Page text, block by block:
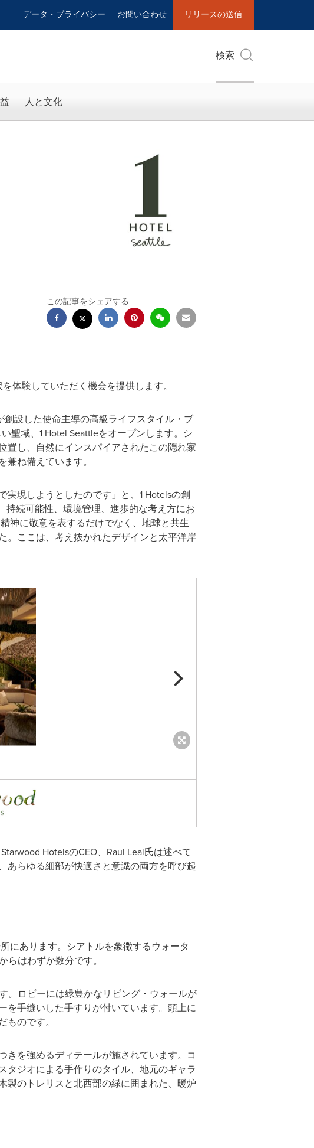
データ・プライバシー お問い合わせ リリースの送信
検索
人と文化
この記事をシェアする
体験していただく機会を提供します。
設した使命主導の高級ライフスタイル・ブ
聖域、1 Hotel Seattleをオープンします。シ
置し、自然にインスパイアされたこの隠れ家
ね備えています。
実現しようとしたのです」と、1 Hotelsの創
持続可能性、環境管理、進歩的な考え方にお
神に敬意を表するだけでなく、地球と共生
。ここは、考え抜かれたデザインと太平洋岸
HotelsのCEO、Raul Leal氏は述べて
あらゆる細部が快適さと意識の両方を呼び起
にあります。シアトルを象徴するウォータ
らはわずか数分です。
。ロビーには緑豊かなリビング・ウォールが
を手縫いした手すりが付いています。頭上に
のです。
を強めるディテールが施されています。コ
タジオによる手作りのタイル、地元のギャラ
製のトレリスと北西部の緑に囲まれた、暖炉